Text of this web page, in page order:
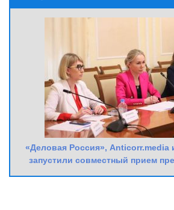
«Деловая Россия», Anticorr.media
запустили совместный прием